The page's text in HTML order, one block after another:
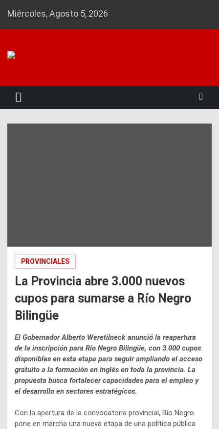
Miércoles, Agosto 5, 2026
PROVINCIALES
La Provincia abre 3.000 nuevos
cupos para sumarse a Río Negro
Bilingüe
El Gobernador Alberto Weretilneck anunció la reapertura
de la inscripción para Río Negro Bilingüe, con 3.000 cupos
disponibles en esta etapa para seguir ampliando el acceso
gratuito a la formación en inglés en toda la provincia. La
propuesta busca fortalecer capacidades para el empleo y
el desarrollo en sectores estratégicos.
Con la apertura de la convocatoria provincial, Río Negro
pone en marcha una nueva etapa de una política pública